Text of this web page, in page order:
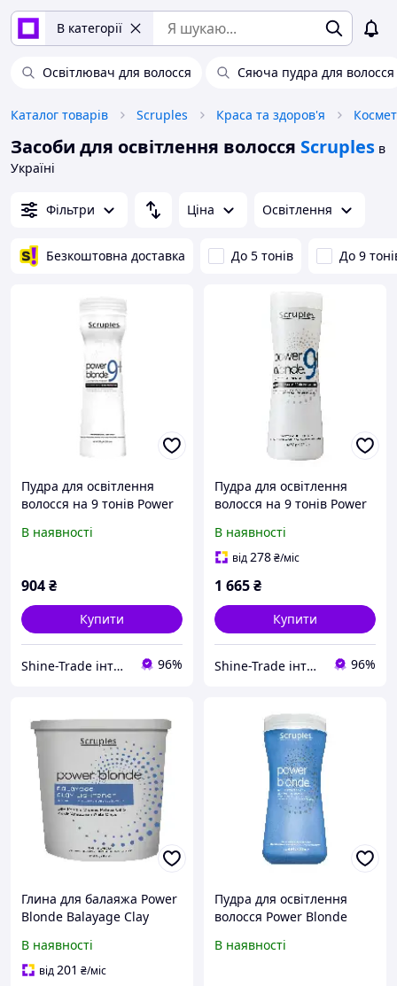
В категорії
Освітлювач для волосся Сяюча пудра для волосся
Каталог товарів Scruples Краса та здоров'я
Засоби для освітлення волосся Scruples в
Україні
Фільтри Ціна Освітлення
Безкоштовна доставка До 5 тонів До 9
Пудра для освітлення
волосся на 9 тонів Power
Powder 300g
В наявності
904₴
Купити
Shine-Trade інтернет-магазин 96%
Пудра для освітлення
волосся на 9 тонів Power
Powder 650g
В наявності
від278₴/міс
1 665₴
Купити
Shine-Trade інтернет-магазин 96%
Глина для балаяжа Power
Blonde Balayage Clay
В наявності
від201 ₴/міс
Пудра для освітлення
волосся Power Blonde
В наявності